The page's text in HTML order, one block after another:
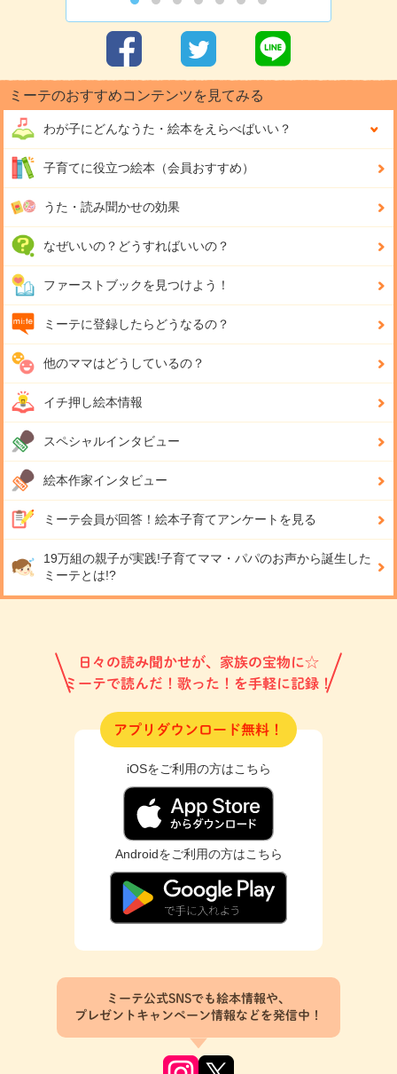
ミーテのおすすめコンテンツを見てみる
わが子にどんなうた・絵本をえらべばいい？
子育てに役立つ絵本（会員おすすめ）
うた・読み聞かせの効果
なぜいいの？どうすればいいの？
ファーストブックを見つけよう！
ミーテに登録したらどうなるの？
他のママはどうしているの？
イチ押し絵本情報
スペシャルインタビュー
絵本作家インタビュー
ミーテ会員が回答！ 絵本子育てアンケートを見る
19万組の親子が実践!子育てママ・パパのお声から誕生した
ミーテとは!?
日々の読み聞かせが、家族の宝物に☆
ミーテで読んだ！歌った！を手軽に記録！
アプリダウンロード無料！
iOSをご利用の方はこちら
Androidをご利用の方はこちら
ミーテ公式SNSでも絵本情報や、
プレゼントキャンペーン情報などを発信中！